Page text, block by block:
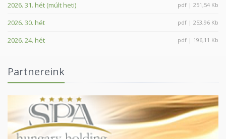
2026. 31. hét (múlt heti) pdf | 251,54 Kb
2026. 30. hét pdf | 253,96 Kb
2026. 24. hét pdf | 196,11 Kb
Partnereink